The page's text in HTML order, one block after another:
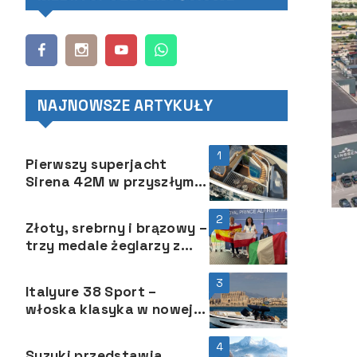
NAJNOWSZE ARTYKUŁY
1
Pierwszy superjacht
Sirena 42M w przyszłym
2
Złoty, srebrny i brązowy –
trzy medale żeglarzy z
w klasie Hansa 303!
3
Italyure 38 Sport –
włoska klasyka w nowej
4